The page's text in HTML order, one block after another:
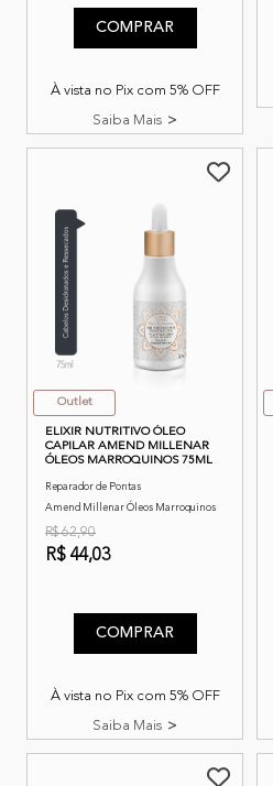
COMPRAR
À vista no Pix com 5% OFF
Saiba Mais
Outlet
ELIXIR NUTRITIVO ÓLEO
CAPILAR AMEND MILLENAR
ÓLEOS MARROQUINOS 75ML
Reparador de Pontas
Amend Millenar Óleos Marroquinos
R$ 62,90
R$ 44,03
COMPRAR
À vista no Pix com 5% OFF
Saiba Mais